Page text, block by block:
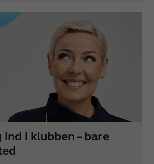
ind i klubben – bare